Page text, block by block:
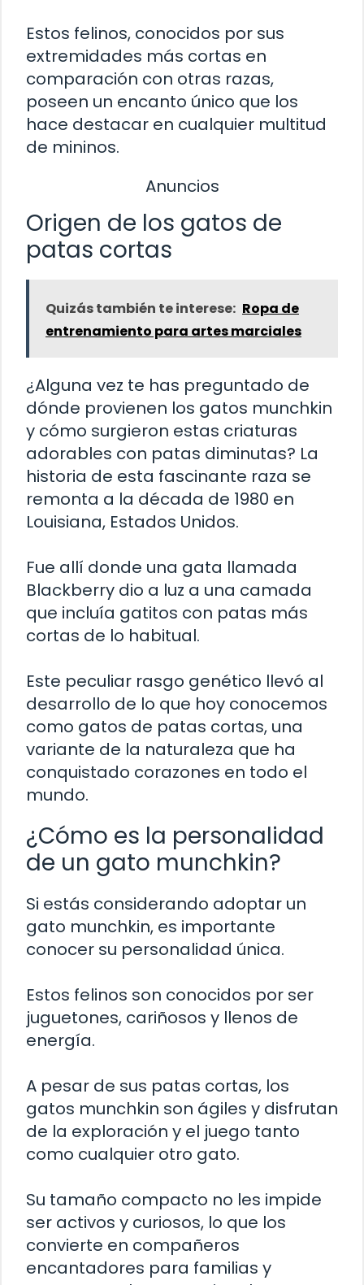
Estos felinos, conocidos por sus
extremidades más cortas en
comparación con otras razas,
poseen un encanto único que los
hace destacar en cualquier multitud
de mininos.
Anuncios
Origen de los gatos de
patas cortas
Quizás también te interese: Ropa de
entrenamiento para artes marciales
¿Alguna vez te has preguntado de
dónde provienen los gatos munchkin
y cómo surgieron estas criaturas
adorables con patas diminutas? La
historia de esta fascinante raza se
remonta a la década de 1980 en
Louisiana, Estados Unidos.
Fue allí donde una gata llamada
Blackberry dio a luz a una camada
que incluía gatitos con patas más
cortas de lo habitual.
Este peculiar rasgo genético llevó al
desarrollo de lo que hoy conocemos
como gatos de patas cortas, una
variante de la naturaleza que ha
conquistado corazones en todo el
mundo.
¿Cómo es la personalidad
de un gato munchkin?
Si estás considerando adoptar un
gato munchkin, es importante
conocer su personalidad única.
Estos felinos son conocidos por ser
juguetones, cariñosos y llenos de
energía.
A pesar de sus patas cortas, los
gatos munchkin son ágiles y disfrutan
de la exploración y el juego tanto
como cualquier otro gato.
Su tamaño compacto no les impide
ser activos y curiosos, lo que los
convierte en compañeros
encantadores para familias y